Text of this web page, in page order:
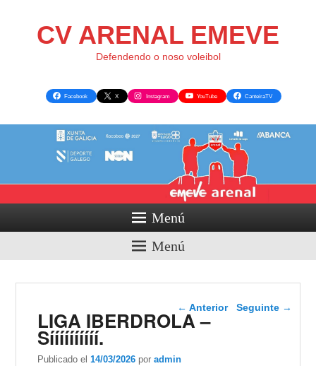
CV ARENAL EMEVE
Defendendo o noso voleibol
Facebook X Instagram YouTube CanteiraTV
Menú
Menú
Navegador de artigos
← Anterior Seguinte →
LIGA IBERDROLA –
Síííííííííí.
Publicado el14/03/2026 poradmin